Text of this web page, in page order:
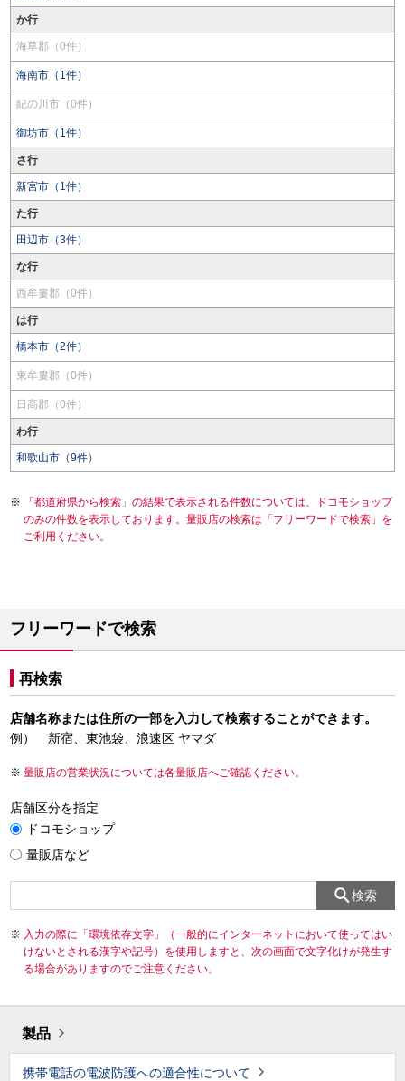
か行
海草郡（0件）
海南市（1件）
紀の川市（0件）
御坊市（1件）
さ行
新宮市（1件）
た行
田辺市（3件）
な行
西牟婁郡（0件）
は行
橋本市（2件）
東牟婁郡（0件）
日高郡（0件）
わ行
和歌山市（9件）
「都道府県から検索」の結果で表示される件数については、ドコモショップ
のみの件数を表示しております。量販店の検索は「フリーワードで検索」を
ご利用ください。
フリーワードで検索
再検索
店舗名称または住所の一部を入力して検索することができます。
例） 新宿、東池袋、浪速区 ヤマダ
量販店の営業状況については各量販店へご確認ください。
店舗区分を指定
ドコモショップ
量販店など
検索
入力の際に「環境依存文字」（一般的にインターネットにおいて使ってはい
けないとされる漢字や記号）を使用しますと、次の画面で文字化けが発生す
る場合がありますのでご注意ください。
製品
携帯電話の電波防護への適合性について